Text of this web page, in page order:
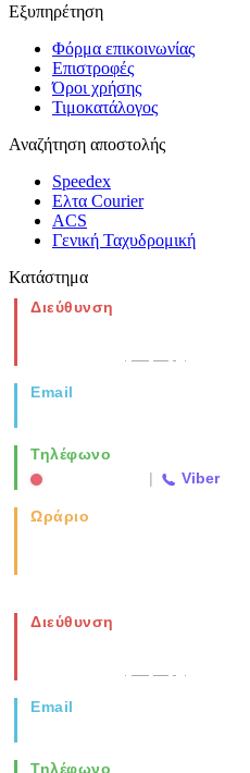
Εξυπηρέτηση
Φόρμα επικοινωνίας
Επιστροφές
Όροι χρήσης
Τιμοκατάλογος
Αναζήτηση αποστολής
Speedex
Ελτα Courier
ACS
Γενική Ταχυδρομική
Κατάστημα
Διεύθυνση
Email
Τηλέφωνο
| Viber
Ωράριο
Διεύθυνση
Email
Τηλέφωνο